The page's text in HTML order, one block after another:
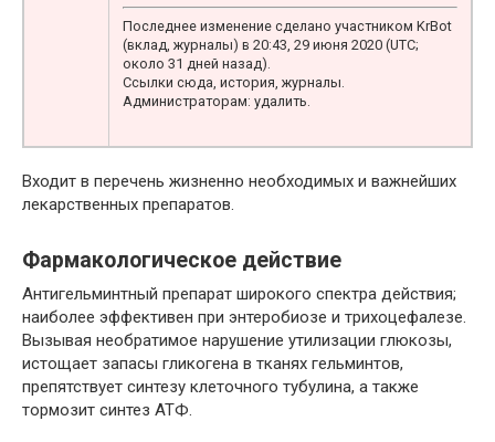
Последнее изменение сделано участником KrBot
(вклад, журналы) в 20:43, 29 июня 2020 (UTC;
около 31 дней назад).
Ссылки сюда, история, журналы.
Администраторам: удалить.
Входит в перечень жизненно необходимых и важнейших
лекарственных препаратов.
Фармакологическое действие
Антигельминтный препарат широкого спектра действия;
наиболее эффективен при энтеробиозе и трихоцефалезе.
Вызывая необратимое нарушение утилизации глюкозы,
истощает запасы гликогена в тканях гельминтов,
препятствует синтезу клеточного тубулина, а также
тормозит синтез АТФ.